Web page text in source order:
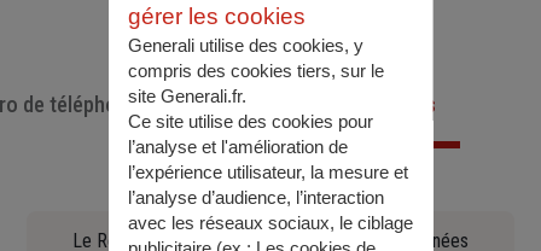
de téléphone utiles Documents utiles
Le Règlement général sur la protection des données
gérer les cookies
Generali utilise des cookies, y
compris des cookies tiers, sur le
site Generali.fr.
Ce site utilise des cookies pour
l’analyse et l'amélioration de
l’expérience utilisateur, la mesure et
l’analyse d’audience, l’interaction
avec les réseaux sociaux, le ciblage